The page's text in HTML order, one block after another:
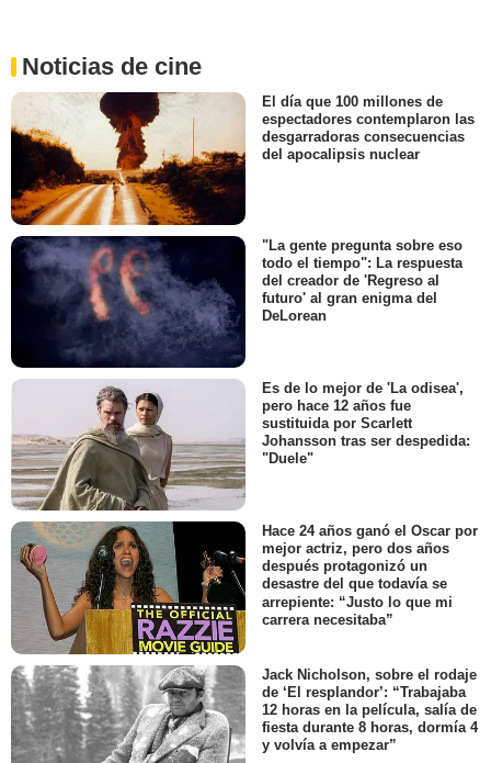
Noticias de cine
El día que 100 millones de
espectadores contemplaron las
desgarradoras consecuencias
del apocalipsis nuclear
"La gente pregunta sobre eso
todo el tiempo": La respuesta
del creador de 'Regreso al
futuro' al gran enigma del
DeLorean
Es de lo mejor de 'La odisea',
pero hace 12 años fue
sustituida por Scarlett
Johansson tras ser despedida:
"Duele"
Hace 24 años ganó el Oscar por
mejor actriz, pero dos años
después protagonizó un
desastre del que todavía se
arrepiente: “Justo lo que mi
carrera necesitaba”
Jack Nicholson, sobre el rodaje
de ‘El resplandor’: “Trabajaba
12 horas en la película, salía de
fiesta durante 8 horas, dormía 4
y volvía a empezar”